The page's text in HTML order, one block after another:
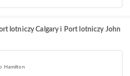
lotniczy Calgary i Port lotniczy John
Hamilton